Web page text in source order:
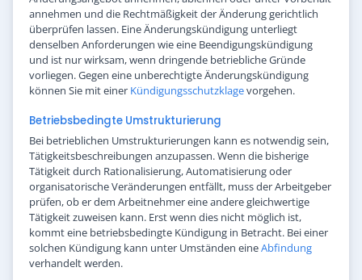
annehmen und die Rechtmäßigkeit der Änderung gerichtlich
überprüfen lassen. Eine Änderungskündigung unterliegt
denselben Anforderungen wie eine Beendigungskündigung
und ist nur wirksam, wenn dringende betriebliche Gründe
vorliegen. Gegen eine unberechtigte Änderungskündigung
können Sie mit einer Kündigungsschutzklagevorgehen.
Betriebsbedingte Umstrukturierung
Bei betrieblichen Umstrukturierungen kann es notwendig sein,
Tätigkeitsbeschreibungen anzupassen. Wenn die bisherige
Tätigkeit durch Rationalisierung, Automatisierung oder
organisatorische Veränderungen entfällt, muss der Arbeitgeber
prüfen, ob er dem Arbeitnehmer eine andere gleichwertige
Tätigkeit zuweisen kann. Erst wenn dies nicht möglich ist,
kommt eine betriebsbedingte Kündigung in Betracht. Bei einer
solchen Kündigung kann unter Umständen eineAbfindung
verhandelt werden.